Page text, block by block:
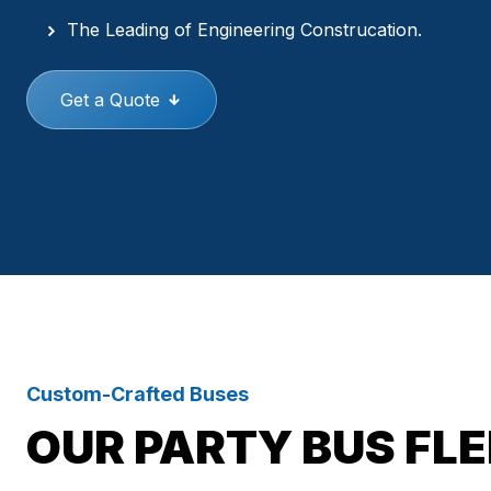
The Leading of Engineering Construcation.
Get a Quote
Custom-Crafted Buses
OUR PARTY BUS